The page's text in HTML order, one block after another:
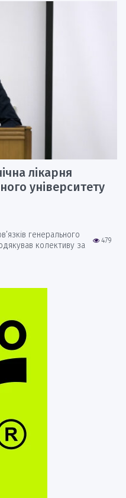
лікарня
університету
479
генерального
колективу за